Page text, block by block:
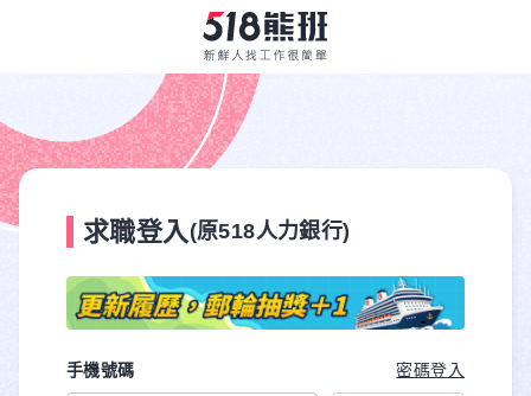
求職登入 (原518人力銀行)
手機號碼 密碼登入